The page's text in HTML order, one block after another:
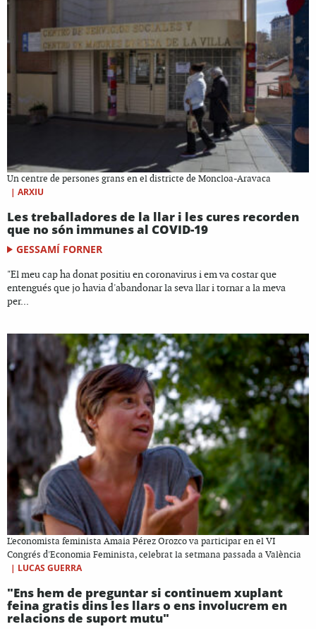
Un centre de persones grans en el districte de Moncloa-Aravaca
| ARXIU
Les treballadores de la llar i les cures recorden
que no són immunes al COVID-19
GESSAMÍ FORNER
"El meu cap ha donat positiu en coronavirus i em va costar que
entengués que jo havia d'abandonar la seva llar i tornar a la meva
per...
L'economista feminista Amaia Pérez Orozco va participar en el VI
Congrés d'Economia Feminista, celebrat la setmana passada a València
| LUCAS GUERRA
"Ens hem de preguntar si continuem xuplant
feina gratis dins les llars o ens involucrem en
relacions de suport mutu"